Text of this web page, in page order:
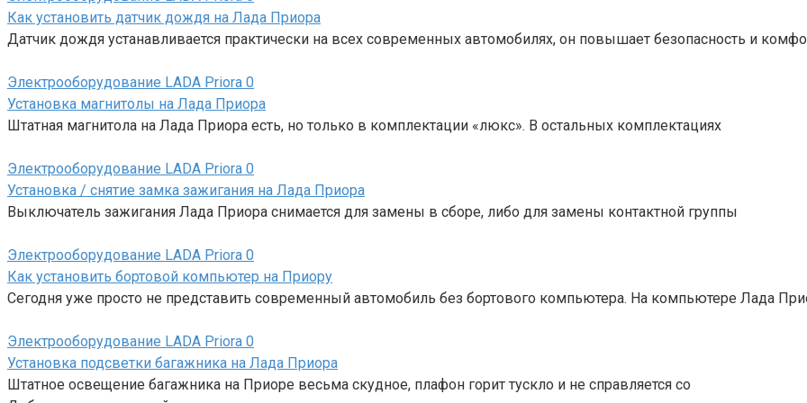
Как установить датчик дождя на Лада Приора
Датчик дождя устанавливается практически на всех современных автомобилях, он повышает безопасность и
Электрооборудование LADA Priora 0
Установка магнитолы на Лада Приора
Штатная магнитола на Лада Приора есть, но только в комплектации «люкс». В остальных комплектациях
Электрооборудование LADA Priora 0
Установка / снятие замка зажигания на Лада Приора
Выключатель зажигания Лада Приора снимается для замены в сборе, либо для замены контактной группы
Электрооборудование LADA Priora 0
Как установить бортовой компьютер на Приору
Сегодня уже просто не представить современный автомобиль без бортового компьютера. На компьютере Лада
Электрооборудование LADA Priora 0
Установка подсветки багажника на Лада Приора
Штатное освещение багажника на Приоре весьма скудное, плафон горит тускло и не справляется со